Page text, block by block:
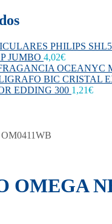
PHILIPS
JUMBO 4,02€
OCEANYC
BIC CRISTAL
EDDING 300 1,21€